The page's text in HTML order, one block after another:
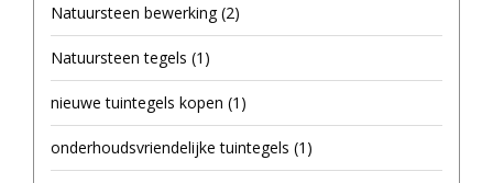
Natuursteen bewerking(2)
Natuursteen tegels (1)
nieuwe tuintegels kopen (1)
onderhoudsvriendelijke tuintegels (1)